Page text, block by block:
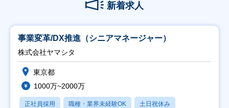
新着求人
事業変革/DX推進（シニアマネージャー）
株式会社ヤマシタ
東京都
1000万~2000万
正社員採用 職種・業界未経験OK 土日祝休み